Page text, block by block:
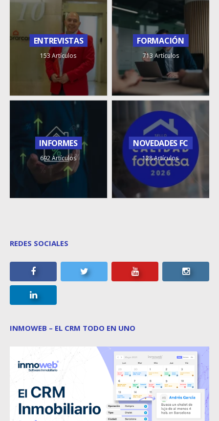
ENTREVISTAS
153 Artículos
FORMACIÓN
713 Artículos
INFORMES
692 Artículos
NOVEDADES FC
128 Artículos
REDES SOCIALES
INMOWEB – EL CRM TODO EN UNO